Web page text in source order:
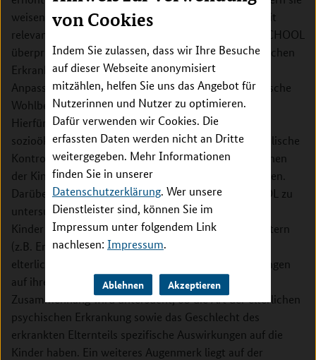
von Cookies
Indem Sie zulassen, dass wir Ihre Besuche
auf dieser Webseite anonymisiert
mitzählen, helfen Sie uns das Angebot für
Nutzerinnen und Nutzer zu optimieren.
Dafür verwenden wir Cookies. Die
erfassten Daten werden nicht an Dritte
weitergegeben. Mehr Informationen
finden Sie in unserer
Datenschutzerklärung. Wer unsere
Dienstleister sind, können Sie im
Impressum unter folgendem Link
nachlesen: Impressum.
Ablehnen Akzeptieren
weisen auch in anderen für die allgemeine Gesundheit
relevante Variablen Auffälligkeiten auf. COMPARE-SCHOOL
überprüft die Auswirkungen einer elterlichen psychischen
Erkrankung auf den Schulerfolg, die psychosoziale
Anpassung sowie das allgemeine und bereichsspezifische
Wohlbefinden von Kindern psychisch kranker Eltern.
Hierfür wird eine hinsichtlich Alter, Geschlecht und
sozioökonomischem Hintergrund parallelisierte schulische
Kontrollstichprobe rekrutiert, deren Angaben mit denen
der Kinder psychisch kranker Kinder verglichen werden.
Darüber hinaus ist es ein Ziel von COMPARE-SCHOOL zu
untersuchen, welche Faktoren sowohl auf Seiten der
Kinder (z.B. Temperament) als auch auf Seiten der Eltern
(z.B. Erziehungsverhalten) dazu beitragen, dass die
elterliche psychische Erkrankung negative Auswirkungen
auf ihre Kinder hat (Transmission). In diesem
Zusammenhang wird untersucht, ob die Art der elterlichen
psychischen Erkrankung sowie das Geschlecht des
erkrankten Elternteils spezifische Auswirkungen auf die
Kinder haben. Ein weiteres Augenmerk liegt auf der